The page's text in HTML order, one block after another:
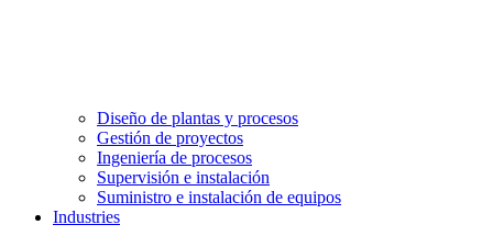
Diseño de plantas y procesos
Gestión de proyectos
Ingeniería de procesos
Supervisión e instalación
Suministro e instalación de equipos
Industries